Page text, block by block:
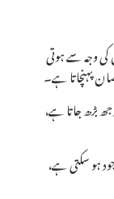
کی وجہ سے ہوتی
پہنچاتا ہے۔
بڑھ جاتا ہے،
ہو سکتی ہے،